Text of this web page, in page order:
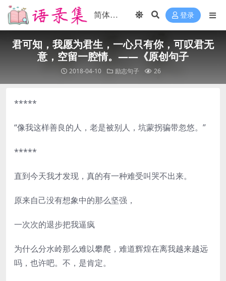
登录
君可知，我愿为君生，一心只有你，可叹君无
意，空留一腔情。——《原创句子
2018-04-10 励志句子 26
*****
“像我这样善良的人，老是被别人，坑蒙拐骗带忽悠。”
*****
直到今天我才发现，真的有一种难受叫哭不出来。
原来自己没有想象中的那么坚强，
一次次的退步把我逼疯
为什么分水岭那么难以攀爬，难道辉煌在离我越来越远
吗，也许吧。不，是肯定。